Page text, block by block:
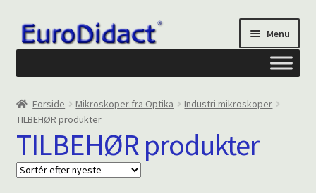
Spring
til
Spring
til
Menu
Om os
Privatliv og cookies
Kontakt formular
Forside Mikroskoper fra Optika
Industri mikroskoper
TILBEHØR produkter
TILBEHØR produkter